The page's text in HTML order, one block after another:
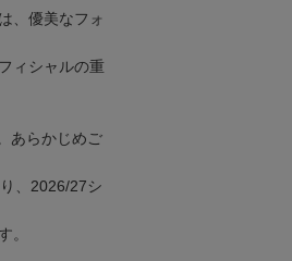
、優美なフォ
ィシャルの重
あらかじめご
、2026/27シ
。